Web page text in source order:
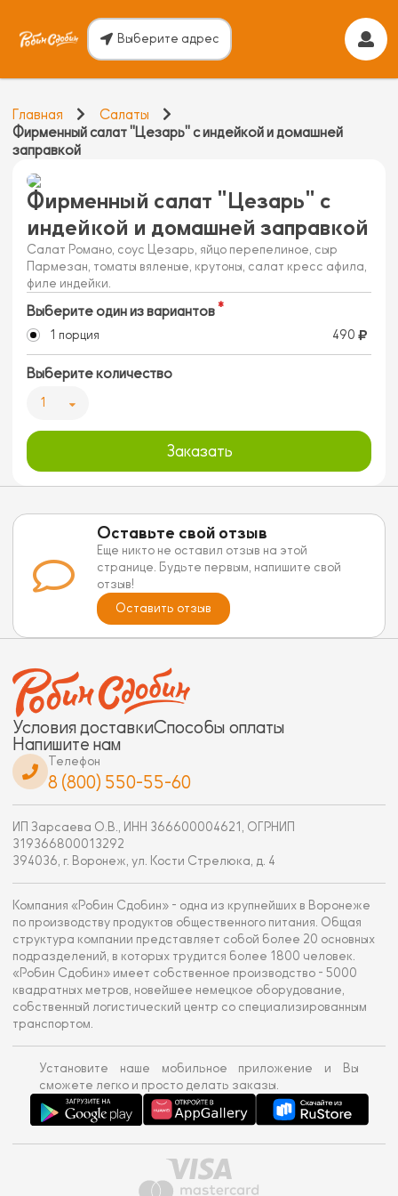
Выберите адрес
Главная
Салаты
Фирменный салат "Цезарь" с индейкой и домашней
заправкой
Фирменный салат "Цезарь" с
индейкой и домашней заправкой
Салат Романо, соус Цезарь, яйцо перепелиное, сыр
Пармезан, томаты вяленые, крутоны, салат кресс афила,
филе индейки.
Выберите один из вариантов
1 порция 490
Выберите количество
1
Заказать
Оставьте свой отзыв
Еще никто не оставил отзыв на этой
странице. Будьте первым, напишите свой
отзыв!
Оставить отзыв
Условия доставкиСпособы оплаты
Напишите нам
Телефон
8 (800) 550-55-60
ИП Зарсаева О.В., ИНН 366600004621, ОГРНИП
319366800013292
394036, г. Воронеж, ул. Кости Стрелюка, д. 4
Компания «Робин Сдобин» - одна из крупнейших в Воронеже
по производству продуктов общественного питания. Общая
структура компании представляет собой более 20 основных
подразделений, в которых трудится более 1800 человек.
«Робин Сдобин» имеет собственное производство - 5000
квадратных метров, новейшее немецкое оборудование,
собственный логистический центр со специализированным
транспортом.
Установите наше мобильное приложение и Вы
сможете легко и просто делать заказы.